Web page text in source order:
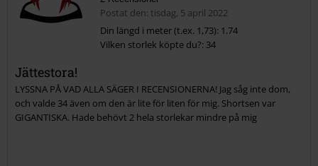
Skicka kommentar
Postat den: tisdag, 5 april 2022
Din längd i meter (t.ex. 1,73): 1.74
Vilken storlek köpte du?: 34
Jättestora!
LYSSNA PÅ VAD ALLA SÄGER I RECENSIONERNA! Jag såg inte dom,
och valde 34 även om den är lite för liten för mig. Shortsen var
GIGANTISKA. Hade behövt 2 hela storlekar mindre på mig